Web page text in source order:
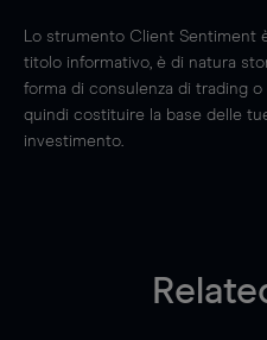
Lo strumento Client Sentiment
titolo informativo, è di natura
forma di consulenza di trading
quindi costituire la base delle
investimento.